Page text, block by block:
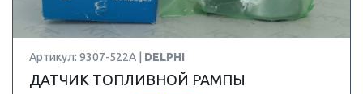
Артикул: 9307-522A | DELPHI
ДАТЧИК ТОПЛИВНОЙ РАМПЫ